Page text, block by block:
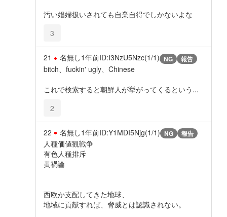
汚い娼婦扱いされても自業自得でしかないよな
3
21 名無し1年前ID:I3NzU5Nzc(1/1) NG 報告
bitch、fuckin' ugly、Chinese
これで検索すると朝鮮人が挙がってくるという...
2
22 名無し1年前ID:Y1MDI5Njg(1/1) NG 報告
人種価値観戦争
有色人種排斥
黄禍論
西欧か支配してきた地球、
地域に貢献すれば、脅威とは認識されない。